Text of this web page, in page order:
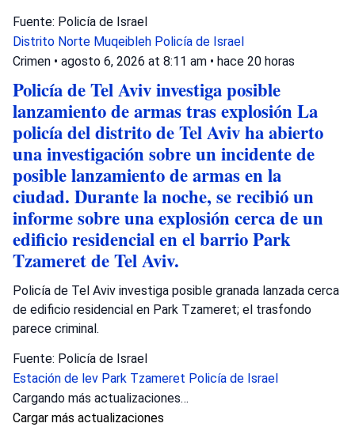
Fuente: Policía de Israel
Distrito Norte Muqeibleh Policía de Israel
Crimen • agosto 6, 2026 at 8:11 am • hace 20 horas
Policía de Tel Aviv investiga posible
lanzamiento de armas tras explosión La
policía del distrito de Tel Aviv ha abierto
una investigación sobre un incidente de
posible lanzamiento de armas en la
ciudad. Durante la noche, se recibió un
informe sobre una explosión cerca de un
edificio residencial en el barrio Park
Tzameret de Tel Aviv.
Policía de Tel Aviv investiga posible granada lanzada cerca
de edificio residencial en Park Tzameret; el trasfondo
parece criminal.
Fuente: Policía de Israel
Estación de lev Park Tzameret Policía de Israel
Cargando más actualizaciones…
Cargar más actualizaciones